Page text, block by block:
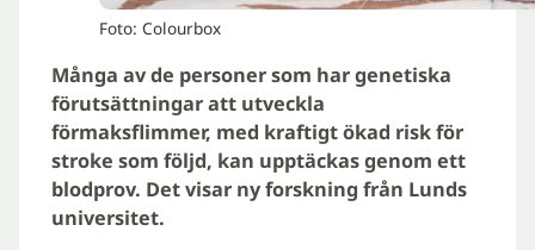
Foto: Colourbox
Många av de personer som har genetiska
förutsättningar att utveckla
förmaksflimmer, med kraftigt ökad risk för
stroke som följd, kan upptäckas genom ett
blodprov. Det visar ny forskning från Lunds
universitet.